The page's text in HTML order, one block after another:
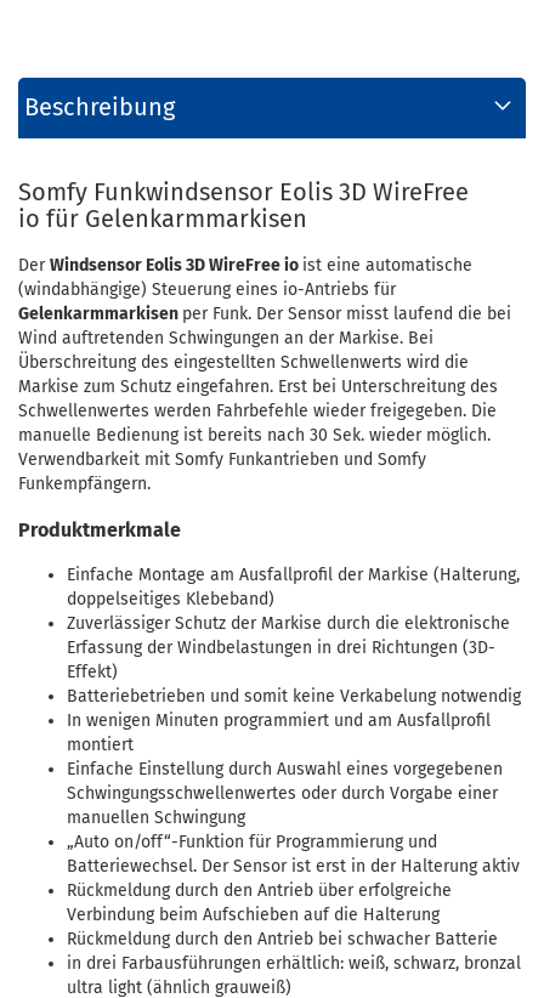
Beschreibung
Somfy Funkwindsensor Eolis 3D WireFree
io für Gelenkarmmarkisen
DerWindsensor Eolis 3D WireFree io ist eine automatische
(windabhängige) Steuerung eines io-Antriebs für
Gelenkarmmarkisen per Funk. Der Sensor misst laufend die bei
Wind auftretenden Schwingungen an der Markise. Bei
Überschreitung des eingestellten Schwellenwerts wird die
Markise zum Schutz eingefahren. Erst bei Unterschreitung des
Schwellenwertes werden Fahrbefehle wieder freigegeben. Die
manuelle Bedienung ist bereits nach 30 Sek. wieder möglich.
Verwendbarkeit mit Somfy Funkantrieben und Somfy
Funkempfängern.
Produktmerkmale
Einfache Montage am Ausfallprofil der Markise (Halterung,
doppelseitiges Klebeband)
Zuverlässiger Schutz der Markise durch die elektronische
Erfassung der Windbelastungen in drei Richtungen (3D-
Effekt)
Batteriebetrieben und somit keine Verkabelung notwendig
In wenigen Minuten programmiert und am Ausfallprofil
montiert
Einfache Einstellung durch Auswahl eines vorgegebenen
Schwingungsschwellenwertes oder durch Vorgabe einer
manuellen Schwingung
„Auto on/off“-Funktion für Programmierung und
Batteriewechsel. Der Sensor ist erst in der Halterung aktiv
Rückmeldung durch den Antrieb über erfolgreiche
Verbindung beim Aufschieben auf die Halterung
Rückmeldung durch den Antrieb bei schwacher Batterie
in drei Farbausführungen erhältlich: weiß, schwarz, bronzal
ultra light (ähnlich grauweiß)